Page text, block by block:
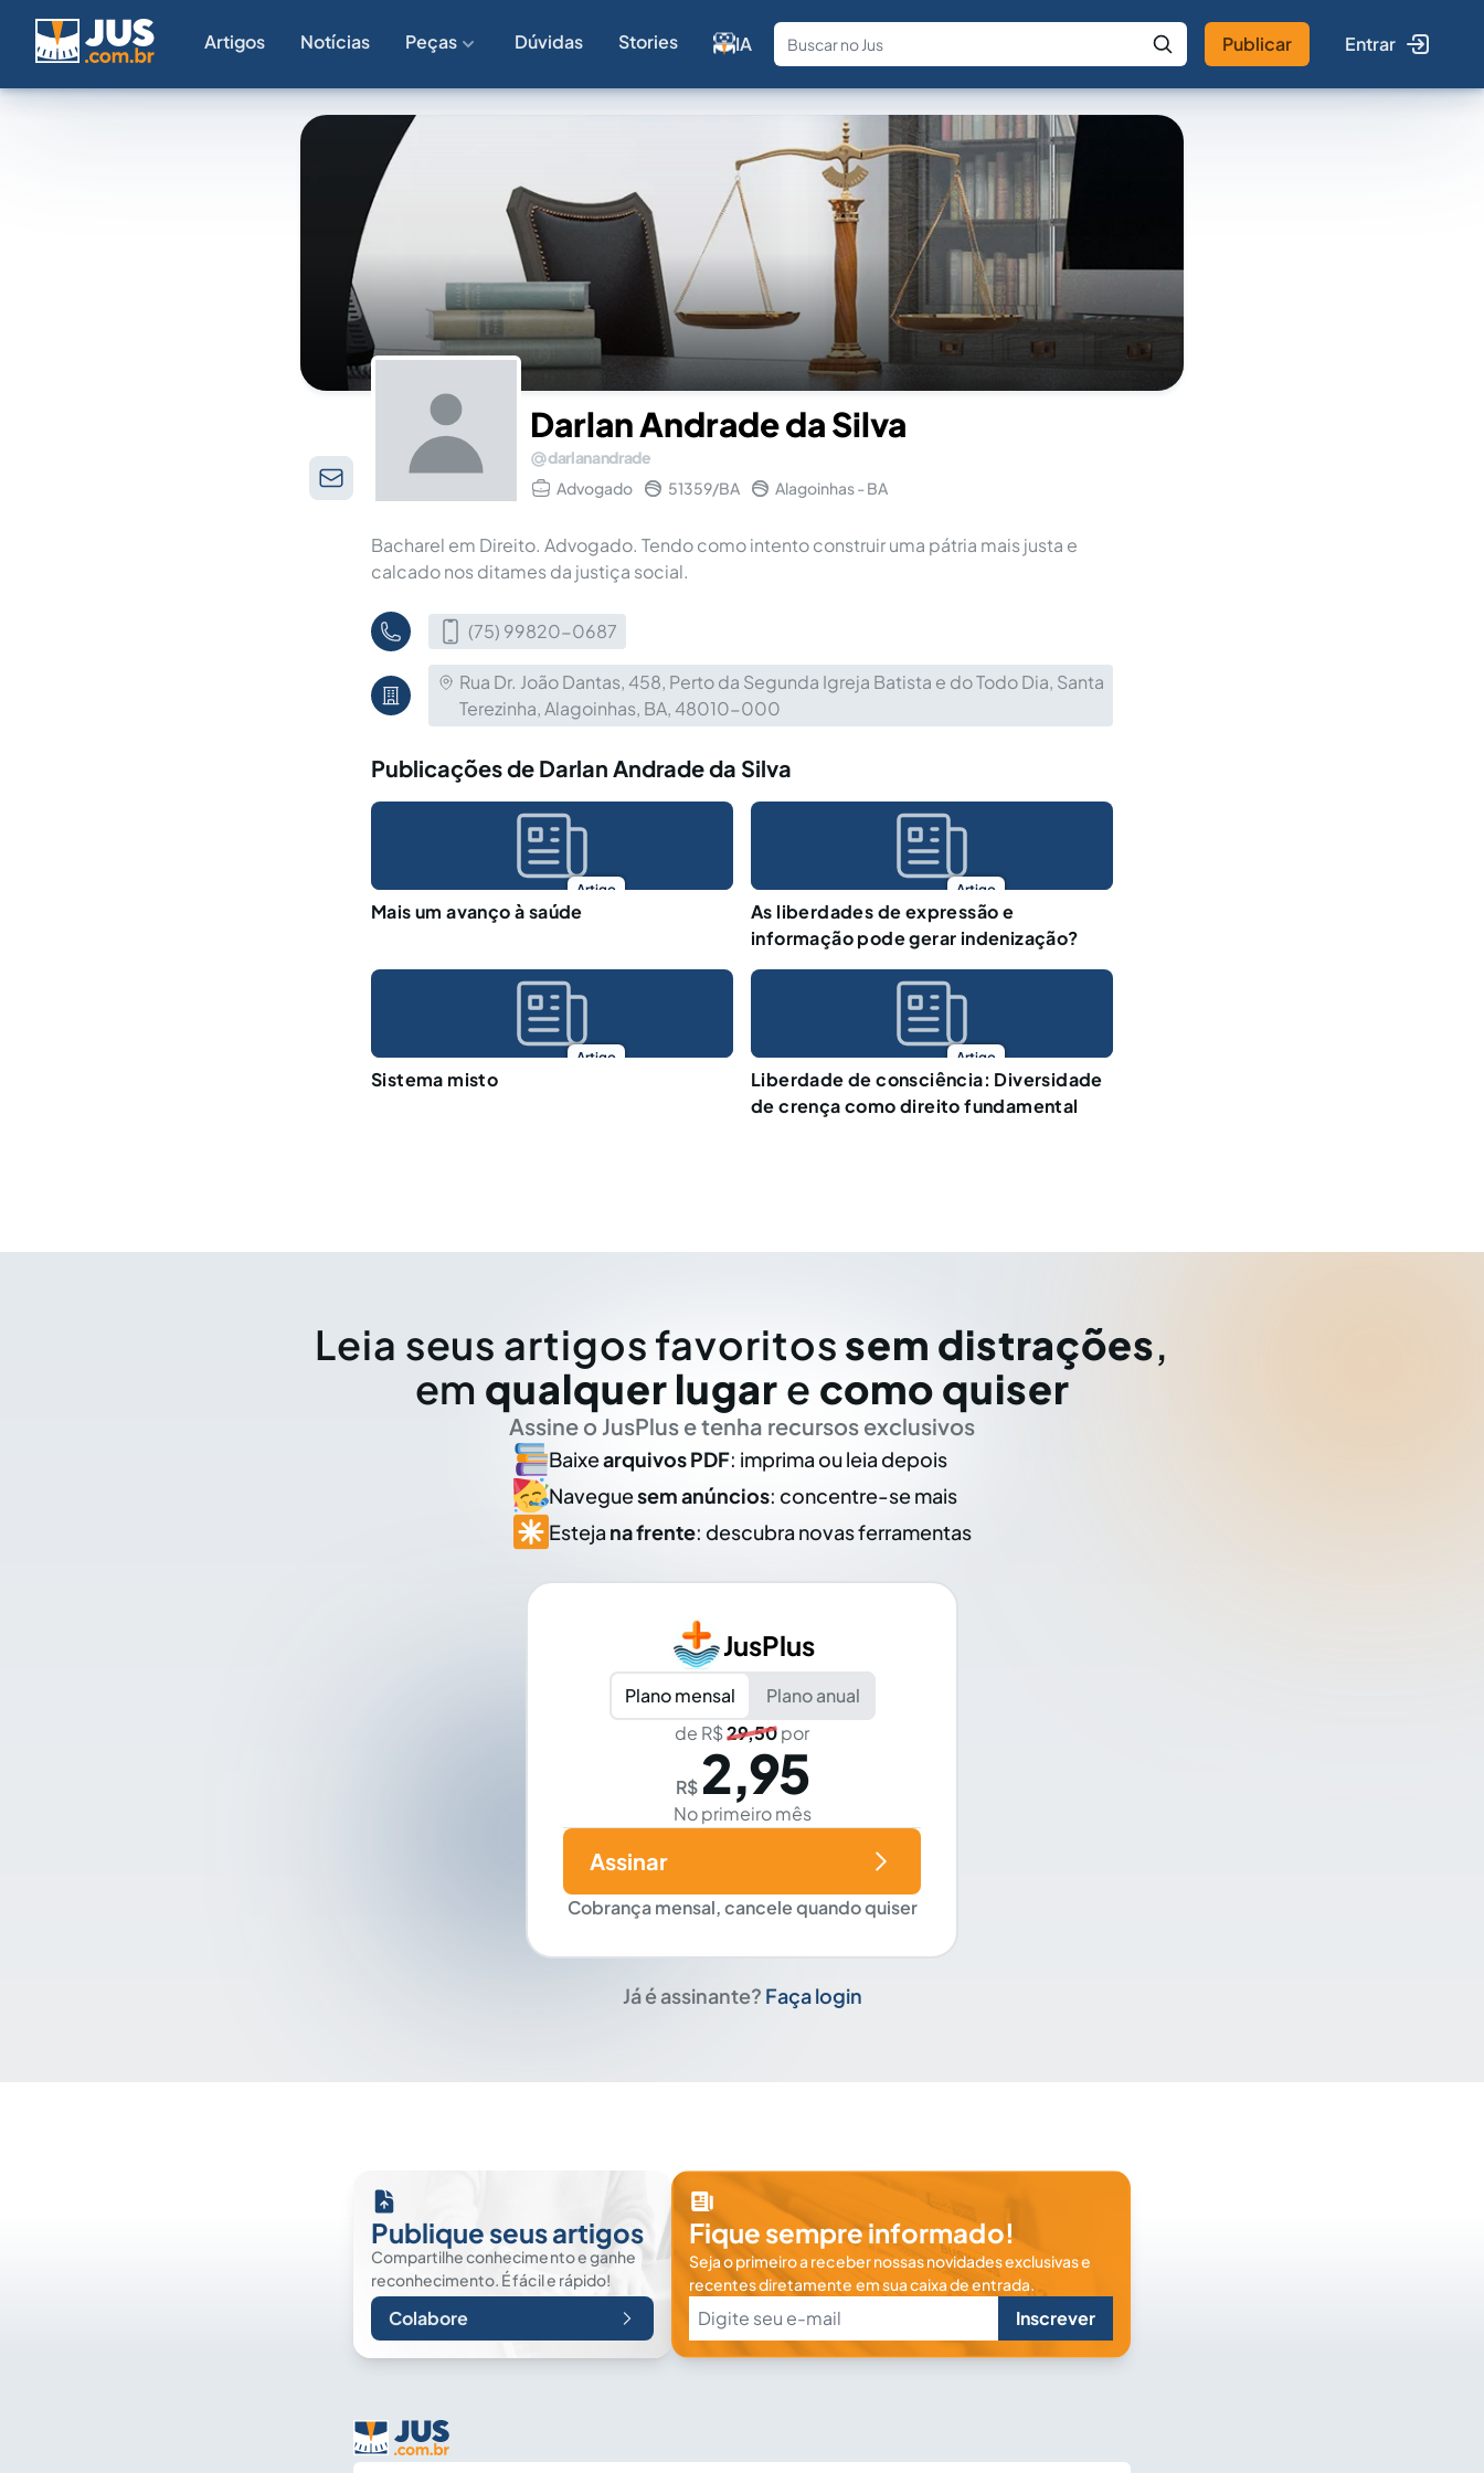
Artigos Notícias Peças Dúvidas Stories IA
Fale com a IA Buscar no Jus
Publicar Entrar
Darlan Andrade da Silva
darlanandrade
Advogado
51359/BA Alagoinhas - BA
Bacharel em Direito. Advogado. Tendo como intento construir uma pátria mais justa e
calcado nos ditames da justiça social.
(75) 99820-0687
Rua Dr. João Dantas, 458, Perto da Segunda Igreja Batista e do Todo Dia, Santa
Terezinha, Alagoinhas, BA, 48010-000
Publicações de Darlan Andrade da Silva
Artigo
Mais um avanço à saúde
Artigo
As liberdades de expressão e
informação pode gerar indenização?
Artigo
Sistema misto
Artigo
Liberdade de consciência: Diversidade
de crença como direito fundamental
Leia seus artigos favoritos sem distrações,
em qualquer lugar e como quiser
Assine o JusPlus e tenha recursos exclusivos
Baixearquivos PDF: imprima ou leia depois
Naveguesem anúncios: concentre-se mais
Esteja na frente: descubra novas ferramentas
JusPlus
Plano mensal
Plano anual
de R$29,50por
R$ 2,95
No primeiro mês
Cobrança mensal, cancele quando quiser
Assinar
Já é assinante? Faça login
Publique seus artigos
Compartilhe conhecimento e ganhe
reconhecimento. É fácil e rápido!
Colabore
Fique sempre informado!
Seja o primeiro a receber nossas novidades exclusivas e
recentes diretamente em sua caixa de entrada.
Inscrever